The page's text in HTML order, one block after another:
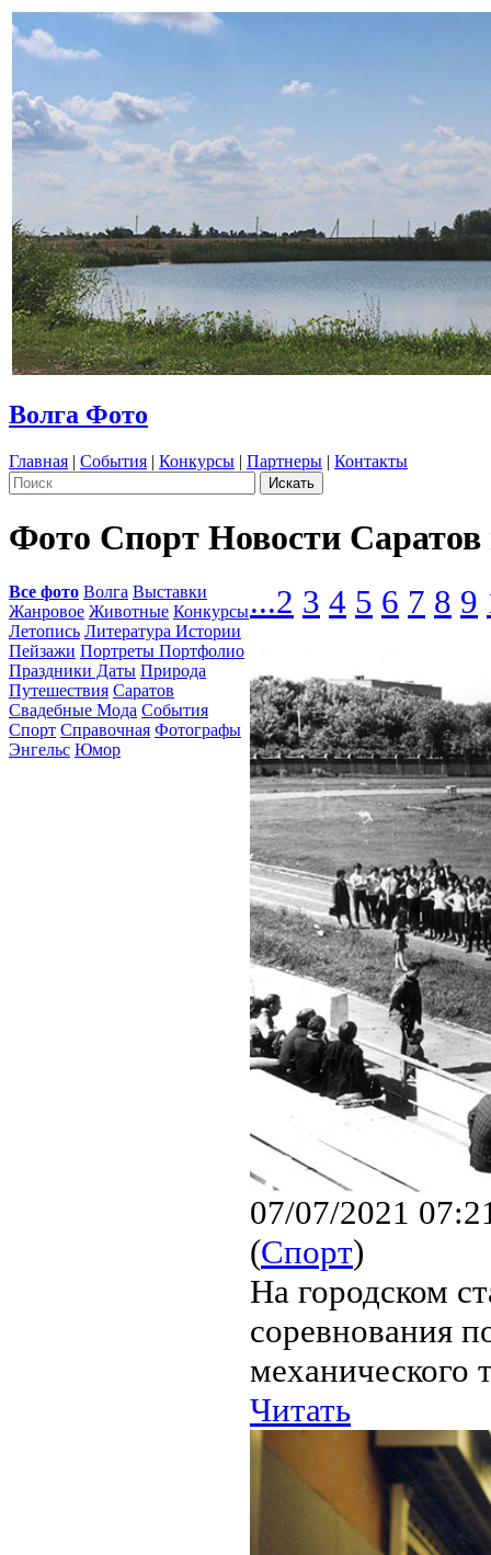
Волга Фото
Главная | События | Конкурсы | Партнеры | Контакты
Фото Спорт Новости
Все фото Волга Выставки
Жанровое Животные Конкурсы
Летопись Литература Истории
Пейзажи Портреты Портфолио
Праздники Даты Природа
Путешествия Саратов
Свадебные Мода События
Спорт Справочная Фотографы
Энгельс Юмор
...2 3 4 5 6 7 8 9
07/07/2021
(Спорт)
На городском
соревнования
механического
Читать